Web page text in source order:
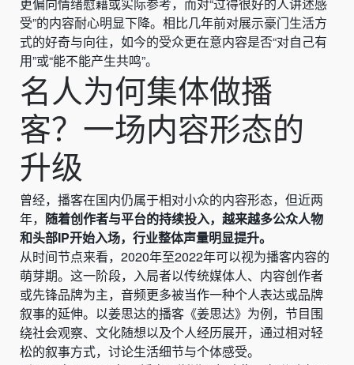
更偏向情绪慰藉或实际参考，而对“过得很好的人讲述感
受”的内容耐心明显下降。相比几年前对展示豪门生活方
式的好奇与向往，如今的受众更在意内容是否“对自己有
用”或“能不能产生共鸣”。
名人为何集体做播
客？一场内容形态的
升级
曾经，播客在国内仍属于相对小众的内容形态，但近两
年， 随着创作者与平台的持续投入，越来越多公众人物
和头部IP开始入场，行业整体声量明显提升。
从时间节点来看，2020年至2022年可以视为播客内容的
萌芽期。这一阶段，入局者以传统媒体人、内容创作者
或先锋品牌为主，音频更多被当作一种个人表达或品牌
叙事的延伸。以姜思达的播客《姜思达》为例，节目围
绕社会观察、文化随想以及个人经历展开，通过相对轻
松的叙事方式，讨论生活细节与个体感受。